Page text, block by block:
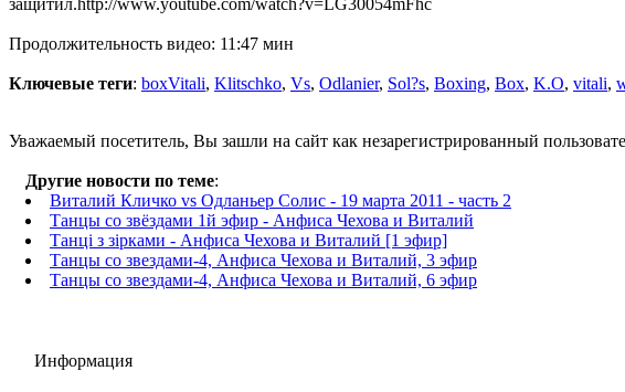
Продолжительность видео: 11:47 мин
Ключевые теги: boxVitali, Klitschko, Vs, Odlanier, Sol?s, Boxing, Box, K.O, vitali,
Уважаемый посетитель, Вы зашли на сайт как незарегистрированный
Другие новости по теме:
Виталий Кличко vs Одланьер Солис - 19 марта 2011 - часть 2
Танцы со звёздами 1й эфир - Анфиса Чехова и Виталий
Танці з зірками - Анфиса Чехова и Виталий [1 эфир]
Танцы со звездами-4, Анфиса Чехова и Виталий, 3 эфир
Танцы со звездами-4, Анфиса Чехова и Виталий, 6 эфир
Информация